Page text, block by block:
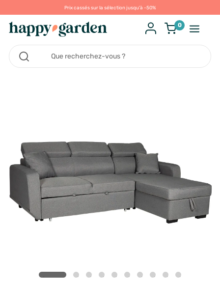
Prix cassés sur la sélection jusqu'à -50%
0